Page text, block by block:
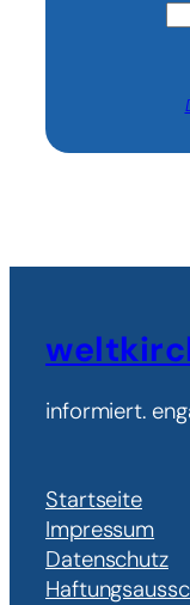
informiert.
Startseite
Impressum
Datenschutz